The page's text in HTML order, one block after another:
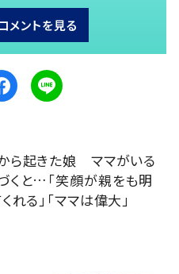
メントを見る
ら起きた娘 ママがいる
くと…「笑顔が親をも明
れる」「ママは偉大」